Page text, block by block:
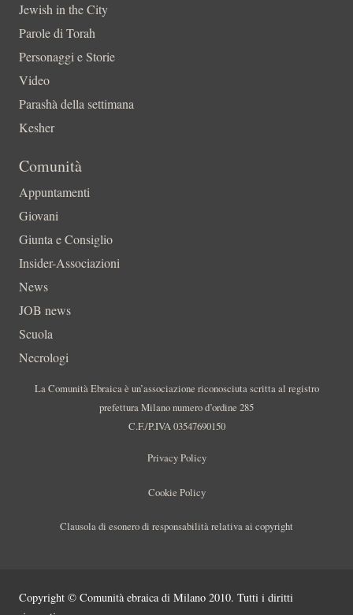
Jewish in the City
Parole di Torah
Personaggi e Storie
Video
Parashà della settimana
Kesher
Comunità
Appuntamenti
Giovani
Giunta e Consiglio
Insider-Associazioni
News
JOB news
Scuola
Necrologi
La Comunità Ebraica è un’associazione riconosciuta scritta al registro
prefettura Milano numero d’ordine 285
C.F./P.IVA 03547690150
Privacy Policy
Cookie Policy
Clausola di esonero di responsabilità relativa ai copyright
Copyright © Comunità ebraica di Milano 2010. Tutti i diritti